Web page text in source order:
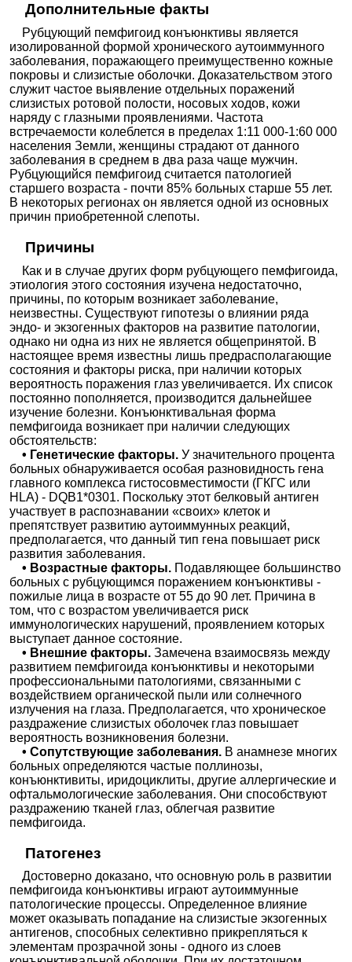
Дополнительные факты
Рубцующий пемфигоид конъюнктивы является
изолированной формой хронического аутоиммунного
заболевания, поражающего преимущественно кожные
покровы и слизистые оболочки. Доказательством этого
служит частое выявление отдельных поражений
слизистых ротовой полости, носовых ходов, кожи
наряду с глазными проявлениями. Частота
встречаемости колеблется в пределах 1:11 000-1:60 000
населения Земли, женщины страдают от данного
заболевания в среднем в два раза чаще мужчин.
Рубцующийся пемфигоид считается патологией
старшего возраста - почти 85% больных старше 55 лет.
В некоторых регионах он является одной из основных
причин приобретенной слепоты.
Причины
Как и в случае других форм рубцующего пемфигоида,
этиология этого состояния изучена недостаточно,
причины, по которым возникает заболевание,
неизвестны. Существуют гипотезы о влиянии ряда
эндо- и экзогенных факторов на развитие патологии,
однако ни одна из них не является общепринятой. В
настоящее время известны лишь предрасполагающие
состояния и факторы риска, при наличии которых
вероятность поражения глаз увеличивается. Их список
постоянно пополняется, производится дальнейшее
изучение болезни. Конъюнктивальная форма
пемфигоида возникает при наличии следующих
обстоятельств:
• Генетические факторы.У значительного процента
больных обнаруживается особая разновидность гена
главного комплекса гистосовместимости (ГКГС или
HLA) - DQB1*0301. Поскольку этот белковый антиген
участвует в распознавании «своих» клеток и
препятствует развитию аутоиммунных реакций,
предполагается, что данный тип гена повышает риск
развития заболевания.
• Возрастные факторы. Подавляющее большинство
больных с рубцующимся поражением конъюнктивы -
пожилые лица в возрасте от 55 до 90 лет. Причина в
том, что с возрастом увеличивается риск
иммунологических нарушений, проявлением которых
выступает данное состояние.
• Внешние факторы.Замечена взаимосвязь между
развитием пемфигоида конъюнктивы и некоторыми
профессиональными патологиями, связанными с
воздействием органической пыли или солнечного
излучения на глаза. Предполагается, что хроническое
раздражение слизистых оболочек глаз повышает
вероятность возникновения болезни.
• Сопутствующие заболевания. В анамнезе многих
больных определяются частые поллинозы,
конъюнктивиты, иридоциклиты, другие аллергические и
офтальмологические заболевания. Они способствуют
раздражению тканей глаз, облегчая развитие
пемфигоида.
Патогенез
Достоверно доказано, что основную роль в развитии
пемфигоида конъюнктивы играют аутоиммунные
патологические процессы. Определенное влияние
может оказывать попадание на слизистые экзогенных
антигенов, способных селективно прикрепляться к
элементам прозрачной зоны - одного из слоев